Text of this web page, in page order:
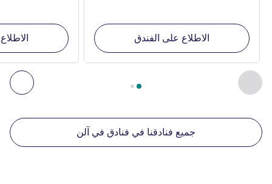
السابق - منشآتنا الأخرى القريبة
الصفحة
الاطلاع على الفندق
جميع فنادقنا في فنادق في آلن